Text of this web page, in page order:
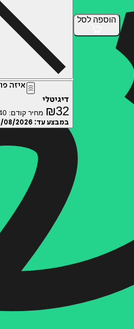
הוספה לסל
איזה
דיגיטלי
₪32 מחיר קודם:
במבצע עד: 08/2026